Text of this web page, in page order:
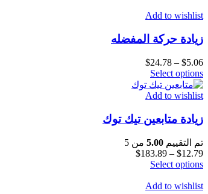
Add to wishlist
زيادة حركة المفضله
$5.06
–
$24.78
Select options
Add to wishlist
زيادة متابعين تيك توك
تم التقييم 5.00 من 5
$12.79
–
$183.89
Select options
Add to wishlist